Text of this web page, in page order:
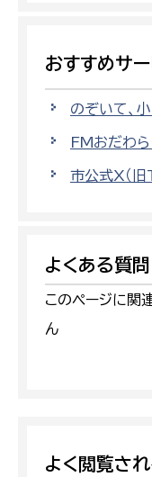
おすすめサー
のぞいて
FMおだわ
市公式X（
よくある質問
このページに関
ん
よく閲覧さ